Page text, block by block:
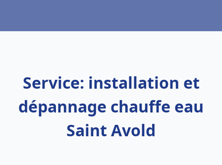
Service: installation et
dépannage chauffe eau
Saint Avold